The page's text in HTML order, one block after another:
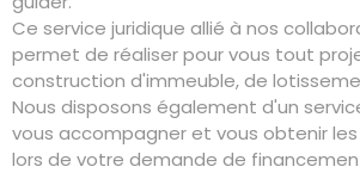
Ce service juridique allié à nos
permet de réaliser pour vous tout
construction d'immeuble, de
Nous disposons également d'un
vous accompagner et vous obtenir
lors de votre demande de